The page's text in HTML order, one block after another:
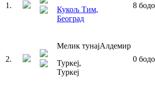
1 .
Кукољ Тим,
Београд
8
2.
Мелик тунајАлдемир
Туркеј,
Туркеј
0